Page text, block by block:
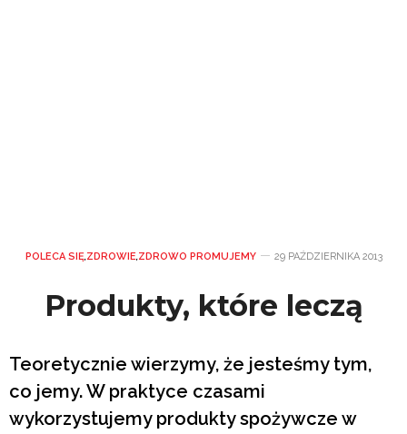
POLECA SIĘ,ZDROWIE,ZDROWO PROMUJEMY 29 PAŹDZIERNIKA 2013
Produkty, które leczą
Teoretycznie wierzymy, że jesteśmy tym,
co jemy. W praktyce czasami
wykorzystujemy produkty spożywcze w